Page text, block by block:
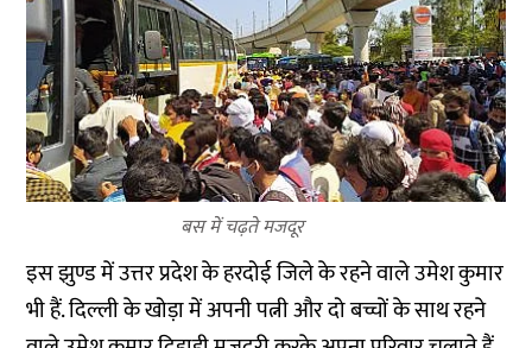
बस में चढ़ते मजदूर
इस झुण्ड में उत्तर प्रदेश के हरदोई जिले के रहने वाले उमेश कुमार
भी हैं. दिल्ली के खोड़ा में अपनी पत्नी और दो बच्चों के साथ रहने